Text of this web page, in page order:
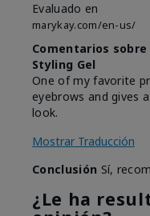
Evaluado en
marykay.com/en-us/
Comentarios
Styling Gel
One of my favorite
eyebrows and gives
look.
Mostrar Traducción
Conclusión Sí,
¿Le ha